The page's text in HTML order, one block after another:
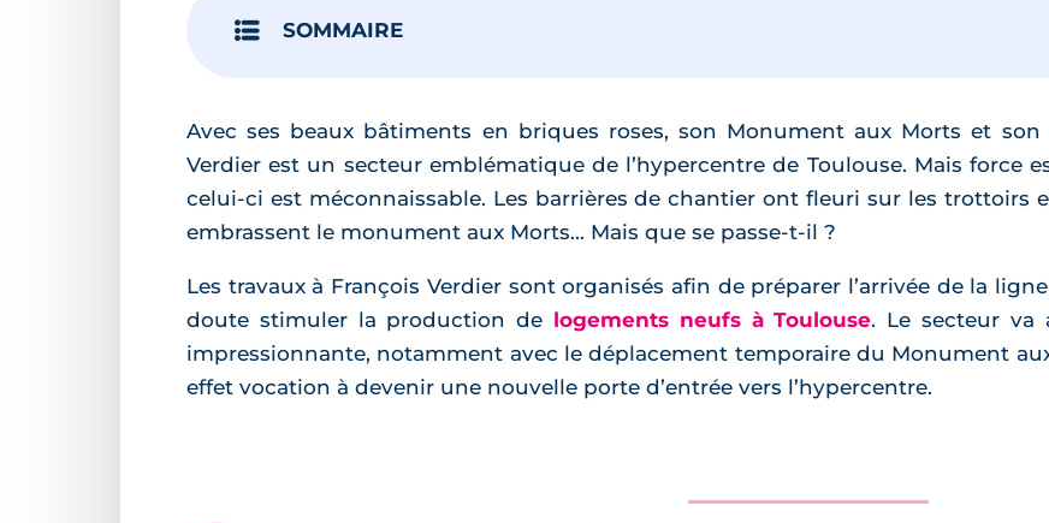
SOMMAIRE
Avec ses beaux bâtiments en briques roses, son Monument aux Morts et son
Verdier est un secteur emblématique de l’hypercentre de Toulouse. Mais force
celui-ci est méconnaissable. Les barrières de chantier ont fleuri sur les trottoirs
embrassent le monument aux Morts... Mais que se passe-t-il ?
Les travaux à François Verdier sont organisés afin de préparer l’arrivée de la
doute stimuler la production de logements neufs à Toulouse. Le secteur va
impressionnante, notamment avec le déplacement temporaire du Monument
effet vocation à devenir une nouvelle porte d’entrée vers l’hypercentre.